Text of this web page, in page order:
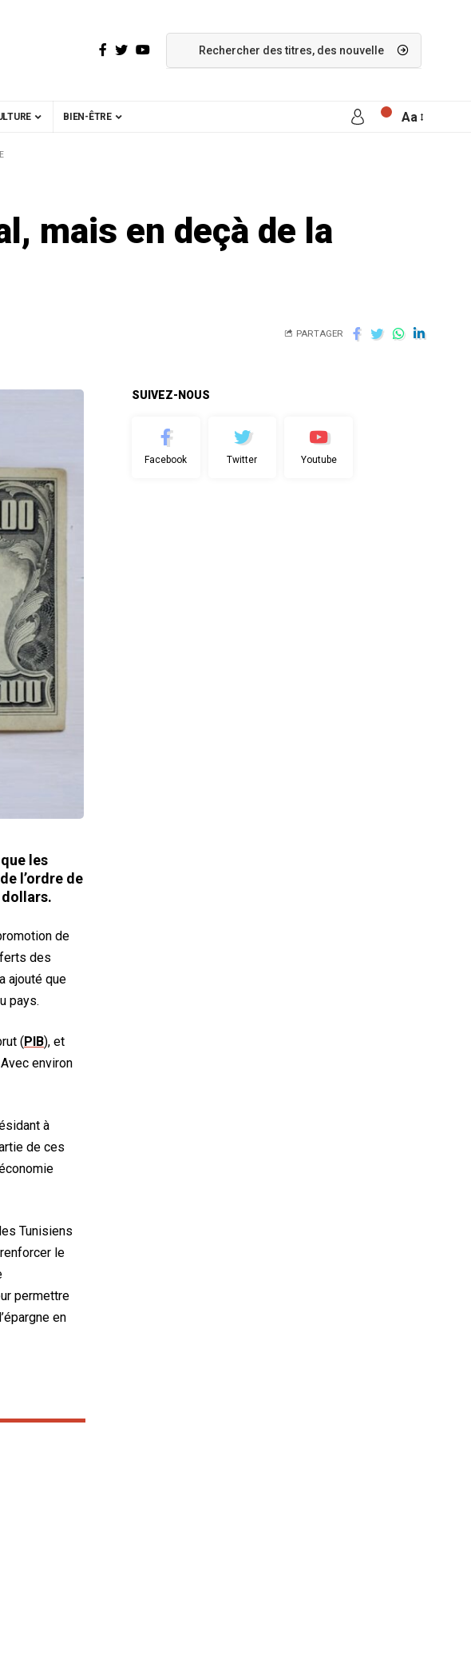
BIEN-ÊTRE Aa
mais en deçà de la
PARTAGER
les
l’ordre de
de
des
ajouté que
pays.
( PIB), et
environ
à
de ces
Tunisiens
le
permettre
en
SUIVEZ-NOUS
Facebook Twitter Youtube